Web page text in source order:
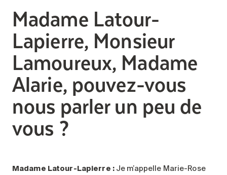
Madame Latour-
Lapierre, Monsieur
Lamoureux, Madame
Alarie, pouvez-vous
nous parler un peu de
vous ?
Madame Latour-Lapierre :Je m’appelle Marie-Rose